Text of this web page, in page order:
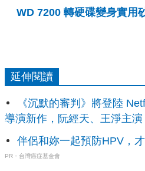
WD 7200 轉硬碟變身實用
延伸閱讀
《沉默的審判》將登陸
導演新作，阮經天、王淨主演
伴侶和妳一起預防HPV，
PR・台灣癌症基金會